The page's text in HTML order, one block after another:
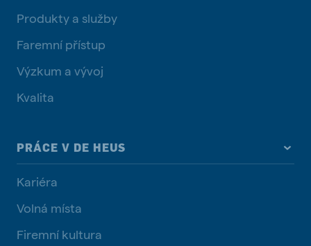
Produkty a služby
Faremní přístup
Výzkum a vývoj
Kvalita
PRÁCE V DE HEUS
Kariéra
Volná místa
Firemní kultura